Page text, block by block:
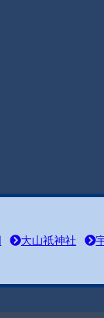
大山祇神社